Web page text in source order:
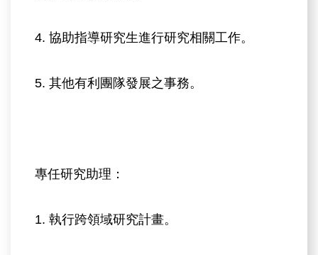
4. 協助指導研究生進行研究相關工作。
5. 其他有利團隊發展之事務。
專任研究助理：
1. 執行跨領域研究計畫。